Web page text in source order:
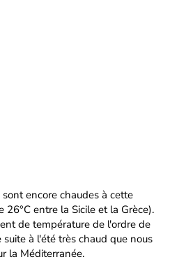
encore chaudes à cette
26°C entre la Sicile et la Grèce).
de température de l'ordre de
à l'été très chaud que nous
la Méditerranée.